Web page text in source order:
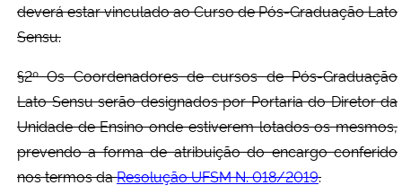
deverá estar vinculado ao Curso de Pós-Graduação Lato
Sensu.
§2º Os Coordenadores de cursos de Pós-Graduação
Lato Sensu serão designados por Portaria do Diretor da
Unidade de Ensino onde estiverem lotados os mesmos,
prevendo a forma de atribuição do encargo conferido
nos termos daResolução UFSM N. 018/2019.